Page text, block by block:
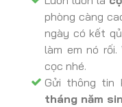
phòng càng
ngày có kết
làm em nó
cọc nhé.
Gửi thông tin
tháng năm